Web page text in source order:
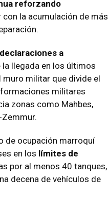
reforzando
la acumulación de más
declaraciones a
llegada en los últimos
muro militar que divide el
militares
zonas como Mahbes,
de ocupación marroquí
en los límites de
por al menos 40 tanques,
decena de vehículos de